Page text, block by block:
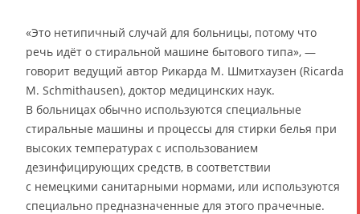
«Это нетипичный случай для больницы, потому что
речь идёт о стиральной машине бытового типа», —
говорит ведущий автор Рикарда М. Шмитхаузен (Ricarda
M. Schmithausen), доктор медицинских наук.
В больницах обычно используются специальные
стиральные машины и процессы для стирки белья при
высоких температурах с использованием
дезинфицирующих средств, в соответствии
с немецкими санитарными нормами, или используются
специально предназначенные для этого прачечные.